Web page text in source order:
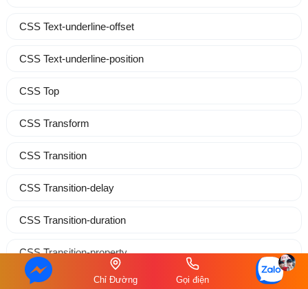
CSS Text-underline-offset
CSS Text-underline-position
CSS Top
CSS Transform
CSS Transition
CSS Transition-delay
CSS Transition-duration
CSS Transition-property
CSS Transition-timing-function
Chỉ Đường Gọi điện